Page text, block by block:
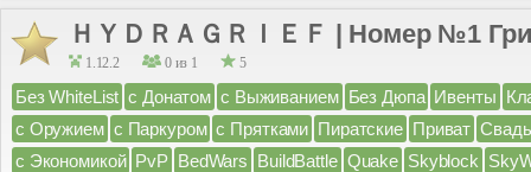
ＨＹＤＲＡＧＲＩＥＦ | Номер №1
1.12.2 0 из 1 5
Без WhiteList с Донатом с Выживанием Без Дюпа Ивенты
с Оружием с Паркуром с Прятками Пиратские Приват
с Экономикой PvP BedWars BuildBattle Quake Skyblock